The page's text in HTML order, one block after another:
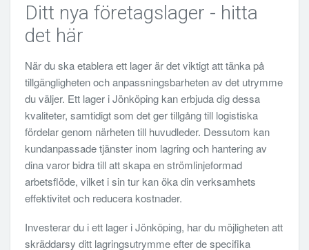
Ditt nya företagslager - hitta
det här
När du ska etablera ett lager är det viktigt att tänka på
tillgängligheten och anpassningsbarheten av det utrymme
du väljer. Ett lager i Jönköping kan erbjuda dig dessa
kvaliteter, samtidigt som det ger tillgång till logistiska
fördelar genom närheten till huvudleder. Dessutom kan
kundanpassade tjänster inom lagring och hantering av
dina varor bidra till att skapa en strömlinjeformad
arbetsflöde, vilket i sin tur kan öka din verksamhets
effektivitet och reducera kostnader.
Investerar du i ett lager i Jönköping, har du möjligheten att
skräddarsy ditt lagringsutrymme efter de specifika